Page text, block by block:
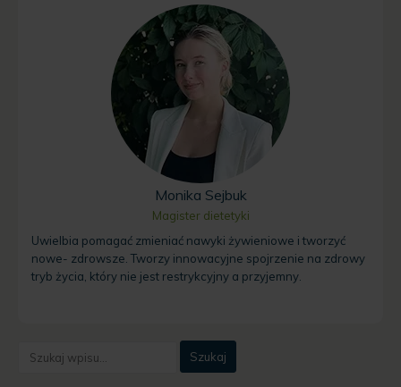
Monika Sejbuk
Magister dietetyki
Uwielbia pomagać zmieniać nawyki żywieniowe i tworzyć
nowe- zdrowsze. Tworzy innowacyjne spojrzenie na zdrowy
tryb życia, który nie jest restrykcyjny a przyjemny.